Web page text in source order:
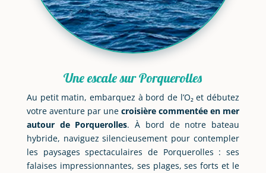
Une escale sur Porquerolles
Au petit matin, embarquez à bord de l’O₂ et débutez
votre aventure par unecroisière commentée en mer
autour de Porquerolles. À bord de notre bateau
hybride, naviguez silencieusement pour contempler
les paysages spectaculaires de Porquerolles : ses
falaises impressionnantes, ses plages, ses forts et le